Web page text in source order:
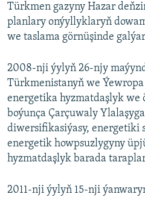
Türkmen gazyny Hazar
planlary onýyllyklaryň
we taslama görnüşinde
2008-nji ýylyň 26-njy
Türkmenistanyň we
energetika hyzmatdaşlyk we
boýunça Çarçuwaly
diwersifikasiýasy, energetiki
energetik howpsuzlygyny
hyzmatdaşlyk barada
2011-nji ýylyň 15-nji